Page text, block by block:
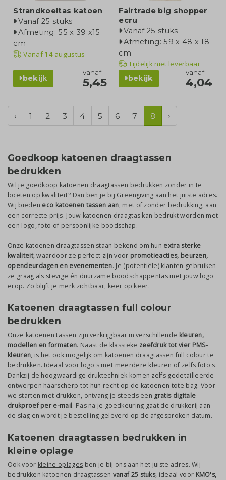
Strandkoeltas katoen
Vanaf 25 stuks
Afmeting: 55 x 39 x15
cm
Vanaf14 augustus
bekijk
vanaf
5,45
Fairtrade big shopper
ecru
Vanaf 25 stuks
Afmeting: 59 x 48 x 18
cm
Tijdelijk niet leverbaar
bekijk
vanaf
4,04
‹ 1 2 3 4 5 6 7 8 ›
Goedkoop katoenen draagtassen
bedrukken
Wil je goedkoop katoenen draagtassen bedrukken zonder in te
boeten op kwaliteit? Dan ben je bij Greengiving aan het juiste adres.
Wij bieden eco katoenen tassen aan, met of zonder bedrukking, aan
een correcte prijs. Jouw katoenen draagtas kan bedrukt worden met
een logo, foto of persoonlijke boodschap.
Onze katoenen draagtassen staan bekend om hun extra sterke
kwaliteit, waardoor ze perfect zijn voor promotieacties, beurzen,
opendeurdagen en evenementen. Je (potentiële) klanten gebruiken
ze graag als stevige én duurzame boodschappentas met jouw logo
erop. Zo blijft je merk zichtbaar, keer op keer.
Katoenen draagtassen full colour
bedrukken
Onze katoenen tassen zijn verkrijgbaar in verschillende kleuren,
modellen en formaten. Naast de klassieke zeefdruk tot vier PMS-
kleuren, is het ook mogelijk om katoenen draagtassen full colourte
bedrukken. Ideaal voor logo's met meerdere kleuren of zelfs foto's.
Dankzij de hoogwaardige druktechniek komen zelfs gedetailleerde
ontwerpen haarscherp tot hun recht op de katoenen tote bag. Voor
we starten met drukken, ontvang je steeds een gratis digitale
drukproef per e-mail. Pas na je goedkeuring gaat de drukkerij aan
de slag en wordt je bestelling geleverd op de afgesproken datum.
Katoenen draagtassen bedrukken in
kleine oplage
Ook voor kleine oplages ben je bij ons aan het juiste adres. Wij
bedrukken katoenen draagtassen vanaf 25 stuks, ideaal voor KMO's,